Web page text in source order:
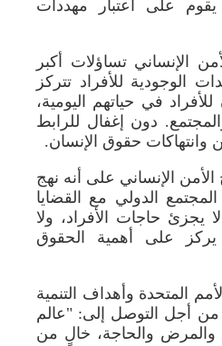
يقوم على اعتبار مهددات
الإنساني تساؤلات أكبر
الوجودية للأفراد تتركز
في حياتهم اليومية،
دون إغفال للرابط
وانتهاكات حقوق الإنسان.
الإنساني على أنه نهج
الدولي مع القضايا
يجزئ حاجات الأفراد، ولا
على أهمية الحقوق
المتحدة وأهداف التنمية
من أجل التوصل إلى: "عالم
والمرض والحاجة، خالٍ من